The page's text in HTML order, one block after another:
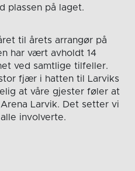
plassen på laget.
til årets arrangør på
har vært avholdt 14
ved samtlige tilfeller.
fjær i hatten til Larviks
at våre gjester føler at
Larvik. Det setter vi
involverte.